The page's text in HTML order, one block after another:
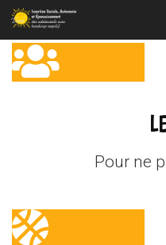
Pour ne